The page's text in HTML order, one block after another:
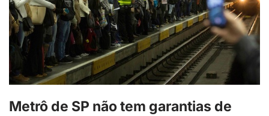
Metrô de SP não tem garantias de